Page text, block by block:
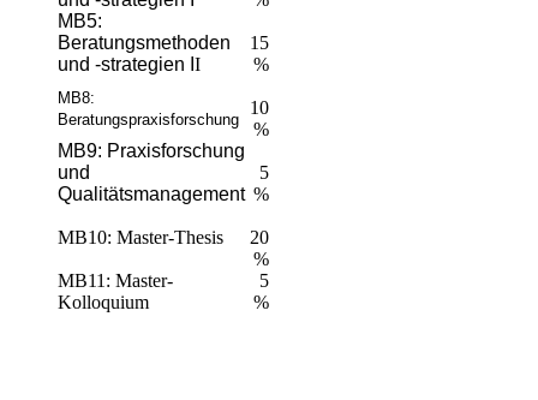
MB5:
Beratungsmethoden
und -strategien I I
15
%
MB8:
Beratungspraxisforschung
10
%
MB9: Praxisforschung
und
Qualitätsmanagement
5
%
MB10: Master-Thesis
20
%
MB11: Master-
Kolloquium
5
%